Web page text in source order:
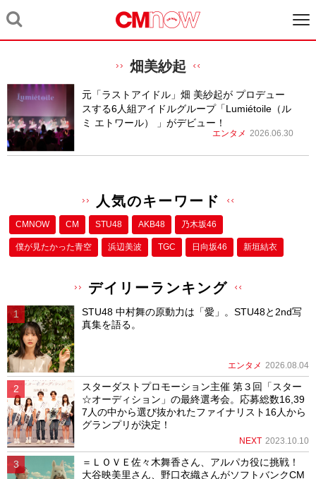
畑美紗起
元「ラストアイドル」畑 美紗起が プロデュー
スする6人組アイドルグループ「Lumiétoile（ル
ミ エトワール） 」がデビュー！
エンタメ 2026.06.30
人気のキーワード
CMNOW CM STU48 AKB48 乃木坂46
僕が⾒たかった⻘空 浜辺美波 TGC 日向坂46 新垣結衣
デイリーランキング
STU48 中村舞の原動力は「愛」。STU48と2nd写
真集を語る。
エンタメ 2026.08.04
スターダストプロモーション主催 第３回「スター
☆オーディション」の最終選考会。応募総数16,39
7人の中から選び抜かれたファイナリスト16人から
グランプリが決定！
NEXT 2023.10.10
＝ＬＯＶＥ佐々木舞香さん、アルパカ役に挑戦！
大谷映美里さん、野口衣織さんがソフトバンクCM